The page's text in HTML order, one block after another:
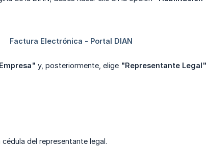
y, posteriormente, elige "Representante Legal"
del representante legal.